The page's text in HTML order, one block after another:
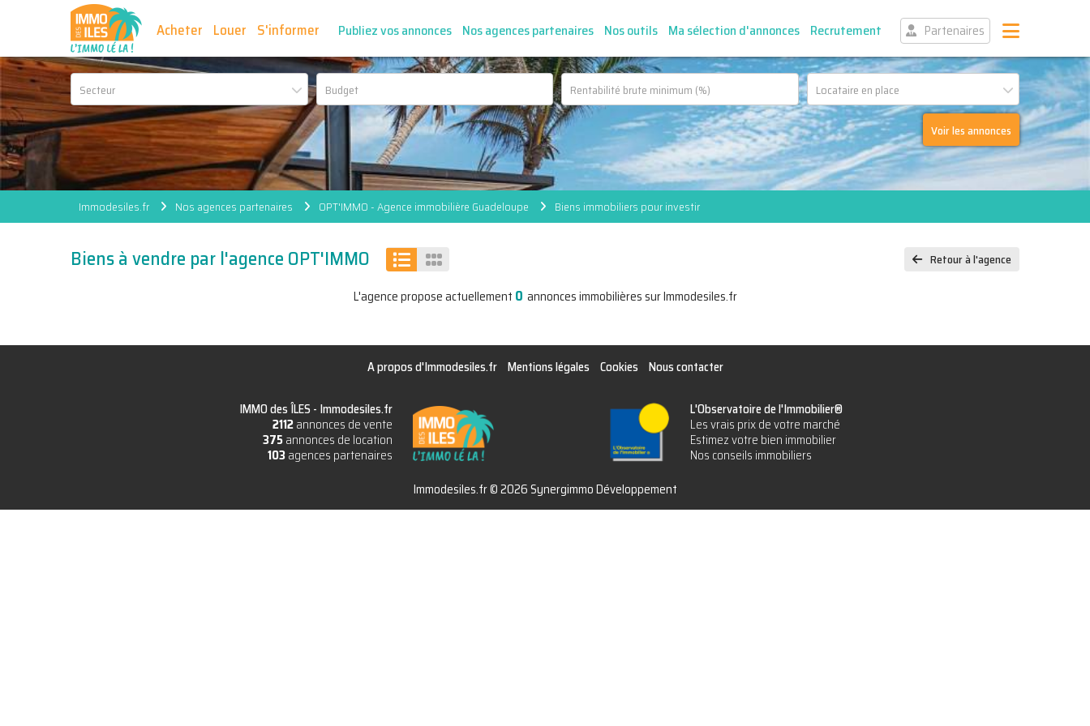
Acheter Louer S'informer Publiez vos annonces Nos agences partenaires Nos outils Ma sélection d'annonces Recrutement Partenaires
Secteur Locataire en place
Voir les annonces
Immodesiles.fr Nos agences partenaires OPT'IMMO - Agence immobilière Guadeloupe Biens immobiliers pour investir
Biens à vendre par l'agence OPT'IMMO Retour à l'agence
L'agence propose actuellement 0 annonces immobilières sur Immodesiles.fr
A propos d'Immodesiles.fr Mentions légales Cookies Nous contacter
IMMO des ÎLES - Immodesiles.fr
2112annonces de vente
375annonces de location
103agences partenaires
L'Observatoire de l'Immobilier®
Les vrais prix de votre marché
Estimez votre bien immobilier
Nos conseils immobiliers
Immodesiles.fr © 2026 Synergimmo Développement